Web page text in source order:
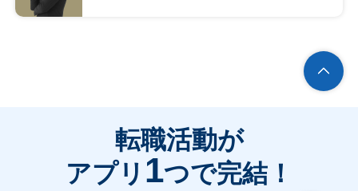
転職活動が
アプリ 1つで完結！